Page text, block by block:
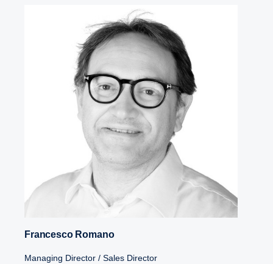
Francesco Romano
Managing Director / Sales Director